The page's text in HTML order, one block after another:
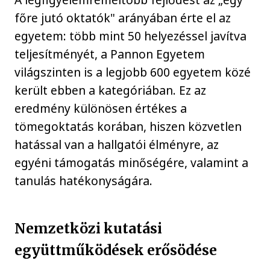
főre jutó oktatók" arányában érte el az
egyetem: több mint 50 helyezéssel javítva
teljesítményét, a Pannon Egyetem
világszinten is a legjobb 600 egyetem közé
került ebben a kategóriában. Ez az
eredmény különösen értékes a
tömegoktatás korában, hiszen közvetlen
hatással van a hallgatói élményre, az
egyéni támogatás minőségére, valamint a
tanulás hatékonyságára.
Nemzetközi kutatási
együttműködések erősödése